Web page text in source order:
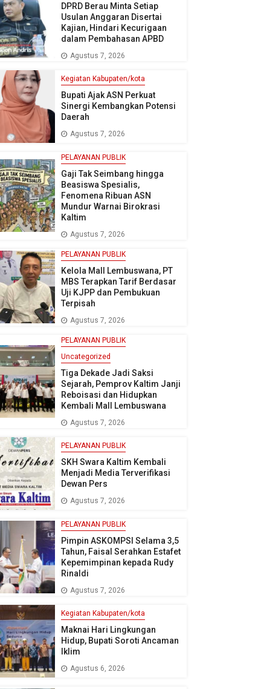
DPRD Berau Minta Setiap
Usulan Anggaran Disertai
Kajian, Hindari Kecurigaan
dalam Pembahasan APBD
Agustus 7, 2026
Kegiatan Kabupaten/kota
Bupati Ajak ASN Perkuat
Sinergi Kembangkan Potensi
Daerah
Agustus 7, 2026
PELAYANAN PUBLIK
Gaji Tak Seimbang hingga
Beasiswa Spesialis,
Fenomena Ribuan ASN
Mundur Warnai Birokrasi
Kaltim
Agustus 7, 2026
PELAYANAN PUBLIK
Kelola Mall Lembuswana, PT
MBS Terapkan Tarif Berdasar
Uji KJPP dan Pembukuan
Terpisah
Agustus 7, 2026
PELAYANAN PUBLIK
Uncategorized
Tiga Dekade Jadi Saksi
Sejarah, Pemprov Kaltim Janji
Reboisasi dan Hidupkan
Kembali Mall Lembuswana
Agustus 7, 2026
PELAYANAN PUBLIK
SKH Swara Kaltim Kembali
Menjadi Media Terverifikasi
Dewan Pers
Agustus 7, 2026
PELAYANAN PUBLIK
Pimpin ASKOMPSI Selama 3,5
Tahun, Faisal Serahkan Estafet
Kepemimpinan kepada Rudy
Rinaldi
Agustus 7, 2026
Kegiatan Kabupaten/kota
Maknai Hari Lingkungan
Hidup, Bupati Soroti Ancaman
Iklim
Agustus 6, 2026